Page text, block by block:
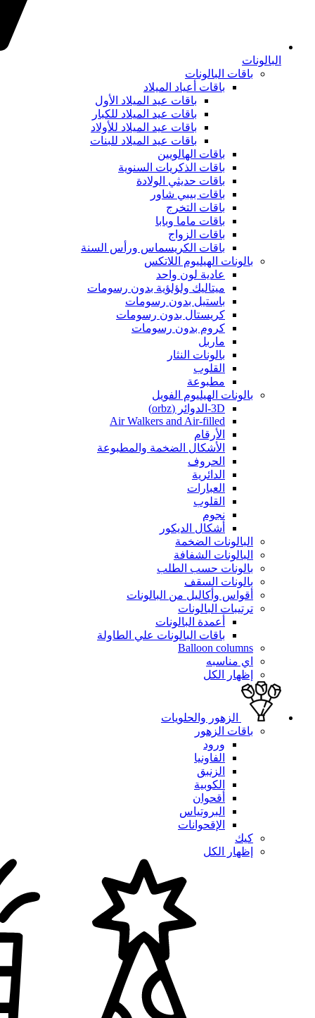
البالونات
باقات البالونات
باقات أعياد الميلاد
باقات عيد الميلاد الأول
باقات عيد الميلاد للكبار
باقات عيد الميلاد للأولاد
باقات عيد الميلاد للبنات
باقات الهالويين
باقات الذكريات السنوية
باقات حديثي الولادة
باقات بيبي شاور
باقات التخرج
باقات ماما وبابا
باقات الزواج
باقات الكريسماس ورأس السنة
بالونات الهيليوم اللاتكس
عادية لون واحد
ميتاليك ولؤلؤية بدون رسومات
باستيل بدون رسومات
كريستال بدون رسومات
كروم بدون رسومات
ماربل
بالونات النثار
القلوب
مطبوعة
بالونات الهيليوم الفويل
3D-الدوائر (orbz)
Air Walkers and Air-filled
الأرقام
الأشكال الضخمة والمطبوعة
الحروف
الدائرية
العبارات
القلوب
نجوم
أشكال الديكور
البالونات الضخمة
البالونات الشفافة
بالونات حسب الطلب
بالونات السقف
أقواس وأكاليل من البالونات
ترتيبات البالونات
أعمدة البالونات
باقات البالونات علي الطاولة
Balloon columns
اي مناسبه
إظهار الكل
الزهور والحلويات
باقات الزهور
ورود
الفاونيا
الزنبق
الكوبية
أقحوان
البروتياس
الإقحوانات
كيك
إظهار الكل